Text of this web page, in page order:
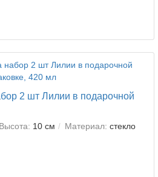
2 шт Лилии в подарочной
Высота: 10 см Материал: стекло